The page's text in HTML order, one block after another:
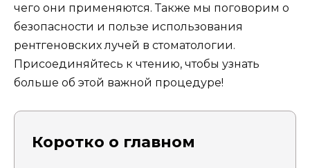
чего они применяются. Также мы поговорим о
безопасности и пользе использования
рентгеновских лучей в стоматологии.
Присоединяйтесь к чтению, чтобы узнать
больше об этой важной процедуре!
Коротко о главном